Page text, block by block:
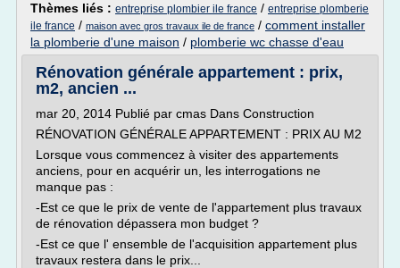
Thèmes liés : entreprise plombier ile france / entreprise plomberie
ile france / maison avec gros travaux ile de france / comment installer
la plomberie d'une maison / plomberie wc chasse d'eau
Rénovation générale appartement : prix,
m2, ancien ...
mar 20, 2014 Publié par cmas Dans Construction
RÉNOVATION GÉNÉRALE APPARTEMENT : PRIX AU M2
Lorsque vous commencez à visiter des appartements
anciens, pour en acquérir un, les interrogations ne
manque pas :
-Est ce que le prix de vente de l'appartement plus travaux
de rénovation dépassera mon budget ?
-Est ce que l' ensemble de l'acquisition appartement plus
travaux restera dans le prix...